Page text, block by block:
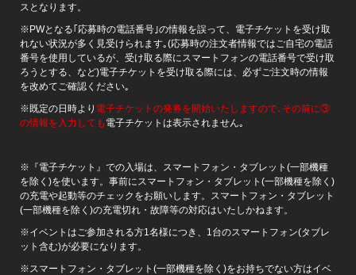
スとなります。
※PWとなる｢応募時の電話番号｣の情報を誤って、電子チケットを受け取
れない状況が多く見受けられます｡(応募時の注文者情報ではご自宅の電話
番号を使用しているが、受け取る際にスマートフォンの電話番号で受け取
ろうとする、など)電子チケットを受け取る際には、必ずご注文時の情報
を改めてご確認ください｡
※既定の日時より 電子チケットの発券を開始いたしますので､その前に③
の情報を入力しても 電子チケットは表示されません｡
※『電子チケット』での入場は、スマートフォン・タブレット(一部機種
を除く)を使います。事前にスマートフォン・タブレット(一部機種を除く)
の充電や起動等のチェックをお願いします。スマートフォン・タブレット
(一部機種を除く)の充電切れ・故障等の対応はいたしかねます。
※イベントはご参加される方1名様につき、1台のスマートフォン(タブレ
ット含む)が必要になります。
※スマートフォン・タブレット(一部機種を除く)をお持ちでない方はイベ